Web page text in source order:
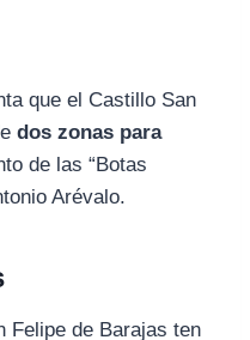
que el Castillo San
dos zonas para
de las “Botas
Arévalo.
Felipe de Barajas ten